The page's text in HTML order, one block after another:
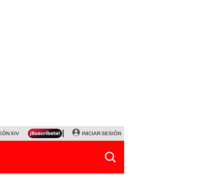
XIV NALDY SALDAÑA LA BELLA LUZ
INICIAR SESIÓN